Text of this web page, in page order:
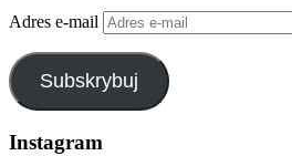
Adres e-mail
Subskrybuj
Instagram